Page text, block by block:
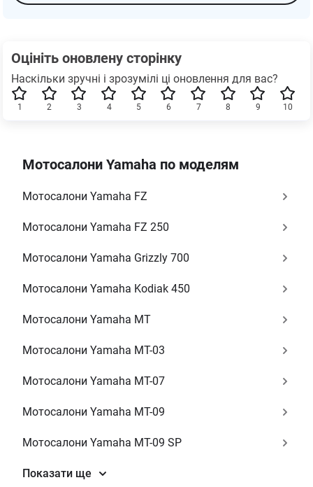
Оцініть оновлену сторінку
Наскільки зручні і зрозумілі ці оновлення для вас?
10
9
8
7
6
5
4
3
2
1
Мотосалони Yamaha по моделям
Мотосалони Yamaha FZ
Мотосалони Yamaha FZ 250
Мотосалони Yamaha Grizzly 700
Мотосалони Yamaha Kodiak 450
Мотосалони Yamaha MT
Мотосалони Yamaha MT-03
Мотосалони Yamaha MT-07
Мотосалони Yamaha MT-09
Мотосалони Yamaha MT-09 SP
Показати ще